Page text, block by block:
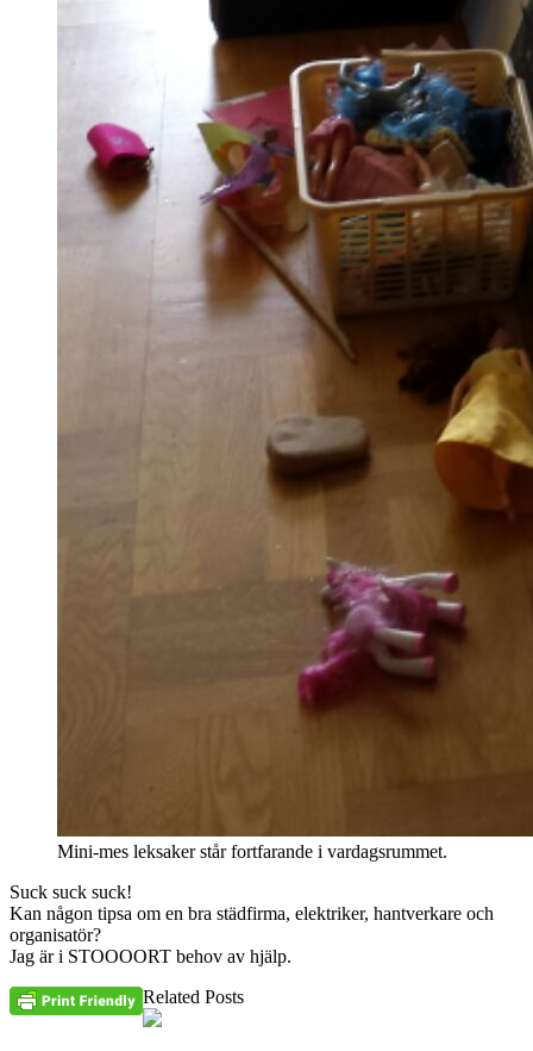
Mini-mes leksaker står fortfarande i vardagsrummet.
Suck suck suck!
Kan någon tipsa om en bra städfirma, elektriker, hantverkare och
organisatör?
Jag är i STOOOORT behov av hjälp.
Related Posts